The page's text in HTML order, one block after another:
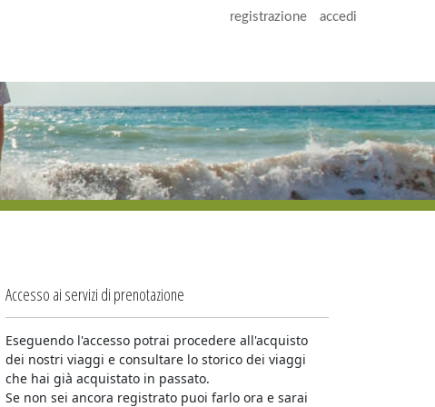
registrazione accedi
Accesso ai servizi di prenotazione
Eseguendo l'accesso potrai procedere all'acquisto
dei nostri viaggi e consultare lo storico dei viaggi
che hai già acquistato in passato.
Se non sei ancora registrato puoi farlo ora e sarai